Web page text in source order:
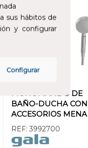
sus hábitos de
y configurar
Configurar
MONOMANDO DE
BAÑO-DUCHA CON
ACCESORIOS MENA
REF:3992700